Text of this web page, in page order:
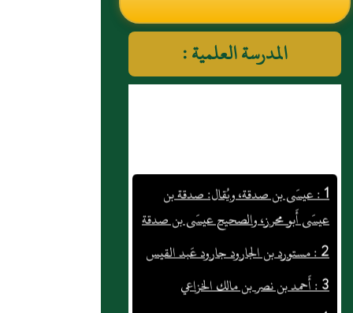
النووي رحمهم الله تعالى
المدرسة العلمية :
1 : عيسَى بن صدقة، ويُقال: صدقة بن
عيسَى أَبو محرز، والصحيح عيسَى بن صدقة
2 : مستورد بن الجارود جارود عَبد القيس
3 : أَحمد بن نصر بن مالك الخزاعي
4 : سئل عن حديث: ياعبادي إني حرمت